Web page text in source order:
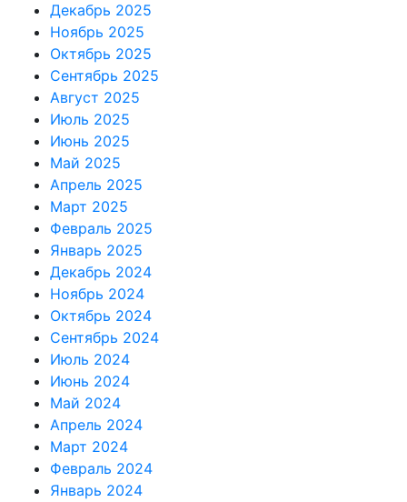
Декабрь 2025
Ноябрь 2025
Октябрь 2025
Сентябрь 2025
Август 2025
Июль 2025
Июнь 2025
Май 2025
Апрель 2025
Март 2025
Февраль 2025
Январь 2025
Декабрь 2024
Ноябрь 2024
Октябрь 2024
Сентябрь 2024
Июль 2024
Июнь 2024
Май 2024
Апрель 2024
Март 2024
Февраль 2024
Январь 2024